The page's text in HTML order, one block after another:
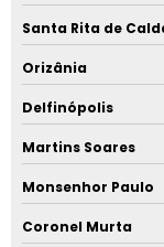
Santa Rita de
Orizânia
Delfinópolis
Martins Soares
Monsenhor Paulo
Coronel Murta